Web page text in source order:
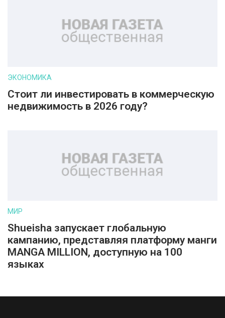
ЭКОНОМИКА
Стоит ли инвестировать в коммерческую
недвижимость в 2026 году?
МИР
Shueisha запускает глобальную
кампанию, представляя платформу манги
MANGA MILLION, доступную на 100
языках